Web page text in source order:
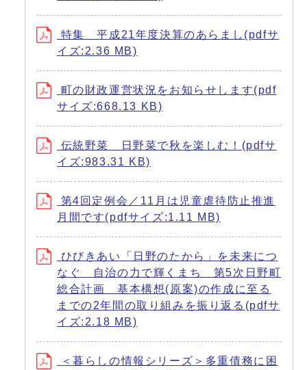
特集 平成21年度決算のあらまし(pdfサ
イズ:2.36 MB)
町の財政運営状況をお知らせします(pdf
サイズ:668.13 KB)
伝統野菜 日野菜で秋を楽しむ！(pdfサ
イズ:983.31 KB)
第4回定例会／11月は児童虐待防止推進
月間です(pdfサイズ:1.11 MB)
ひびきあい「日野のたから」を未来につ
なぐ 自治の力で輝くまち 第5次日野町
総合計画 基本構想(原案)の作成に至る
までの2年間の取り組みを振り返る(pdfサ
イズ:2.18 MB)
＜暮らしの情報シリーズ＞多重債務に困